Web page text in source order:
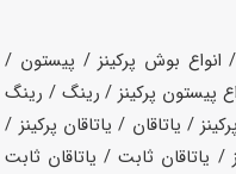
بوش پرکینز / پیستون /
پیستون پرکینز / رینگ / رینگ
/ یاتاقان / یاتاقان پرکینز /
/ یاتاقان ثابت / یاتاقان ثابت